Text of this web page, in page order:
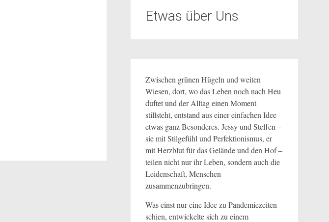
Etwas über Uns
Zwischen grünen Hügeln und weiten
Wiesen, dort, wo das Leben noch nach Heu
duftet und der Alltag einen Moment
stillsteht, entstand aus einer einfachen Idee
etwas ganz Besonderes. Jessy und Steffen –
sie mit Stilgefühl und Perfektionismus, er
mit Herzblut für das Gelände und den Hof –
teilen nicht nur ihr Leben, sondern auch die
Leidenschaft, Menschen
zusammenzubringen.
Was einst nur eine Idee zu Pandemiezeiten
schien, entwickelte sich zu einem